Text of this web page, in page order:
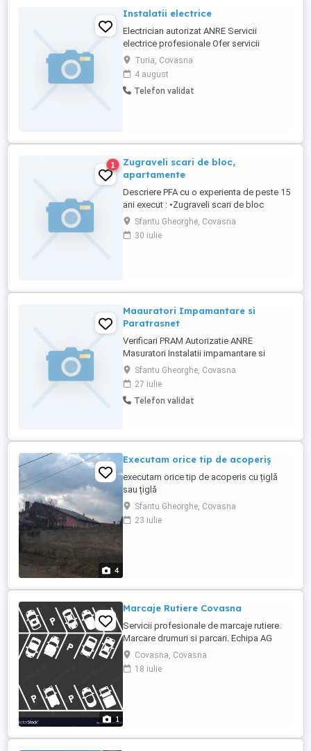
Instalatii electrice
Electrician autorizat ANRE Servicii
electrice profesionale Ofer servicii
complete de instalații electrice pentru
persoane fizice și juridice. Servicii oferite:
* Instalații electrice pentru case și
apartamente noi * Renovări și modernizări
Turia, Covasna
4 august
Telefon validat
1
Zugraveli scari de bloc,
apartamente
Descriere PFA cu o experienta de peste 15
ani execut : •Zugraveli scari de bloc
•Zugraveli interioare : - curatare pereti -
amorsare pereti - aplicare 2 -3 straturi glet
(incarcare/ finisare) - aplicare coltare -
Sfantu Gheorghe, Covasna
30 iulie
Maauratori Impamantare si
Paratrasnet
Verificari PRAM Autorizatie ANRE
Masuratori Instalatii impamantare si
Paratrasnet Executam servicii de
masuratori si varificari periodice pentru
instalatii electrice. Masurarea rezistentei
de dispersie a prizei de pamant
Sfantu Gheorghe, Covasna
27 iulie
Telefon validat
4
Executam orice tip de acoperiș
executam orice tip de acoperis cu țiglă
sau țiglă
metalica,mansarde,terase,sisteme
pluviale,casa la roșu,izolație
termică,pavele,renovări casa apartament,
Sfantu Gheorghe, Covasna
23 iulie
1
Marcaje Rutiere Covasna
Servicii profesionale de marcaje rutiere.
Marcare drumuri si parcari. Echipa AG
MARCAJE intelege ca drumurile si
parcarile necesita intretinere si atentie
periodica, astfel va oferim servicii
Covasna, Covasna
18 iulie